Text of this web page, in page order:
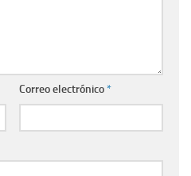
Correo electrónico*